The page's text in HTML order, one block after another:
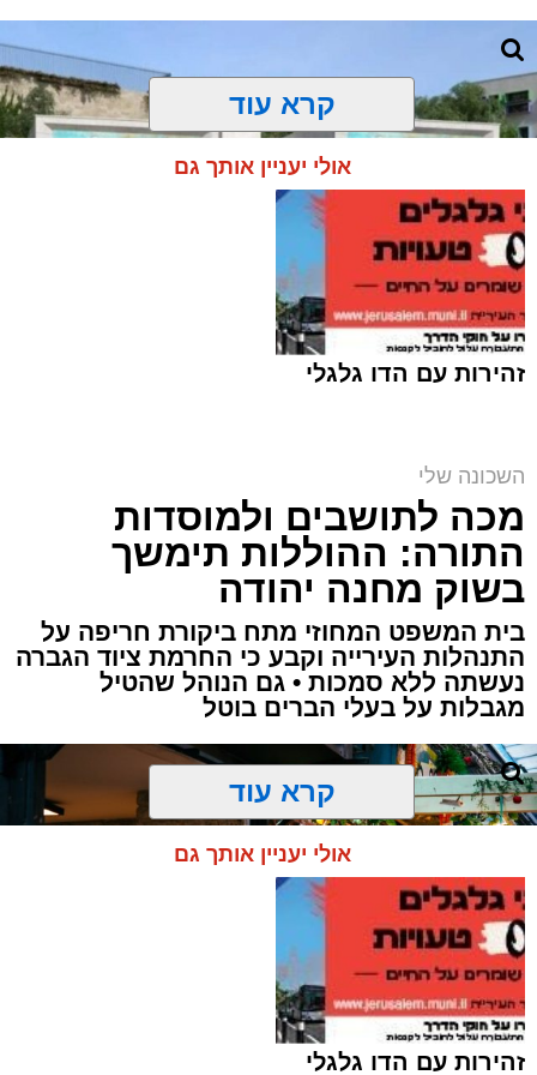
הדמיה: V5)
ארי קאהן / 08:40 04.08.26
תגים:עיריית ירושלים, ירושלים,
מורדות ארנונה, לביא, מעון יום, חדשות ירושלים,
ירושלים החרדית, ברק לוי
המציאות הבטחונית:מעון היום העירוני הראשון
בשכונת מורדות ארנונה צפוי להיפתח עם תחילת
שנת הלימודים תשפ"ז, במסגרת מיזם חדש של
עיריית ירושלים ותאגיד החינוך העירוני "לביא",
שנועד להרחיב את המענה למשפחות הצעירות
בעיר.
עוד בנושא:
קרא עוד
אולי יעניין אותך גם
זהירות עם הדו גלגלי
השכונה שלי
מכה לתושבים ולמוסדות
התורה: ההוללות תימשך
בשוק מחנה יהודה
בית המשפט המחוזי מתח ביקורת חריפה על
התנהלות העירייה וקבע כי החרמת ציוד הגברה
נעשתה ללא סמכות • גם הנוהל שהטיל
מגבלות על בעלי הברים בוטל
קרא עוד
אולי יעניין אותך גם
זהירות עם הדו גלגלי